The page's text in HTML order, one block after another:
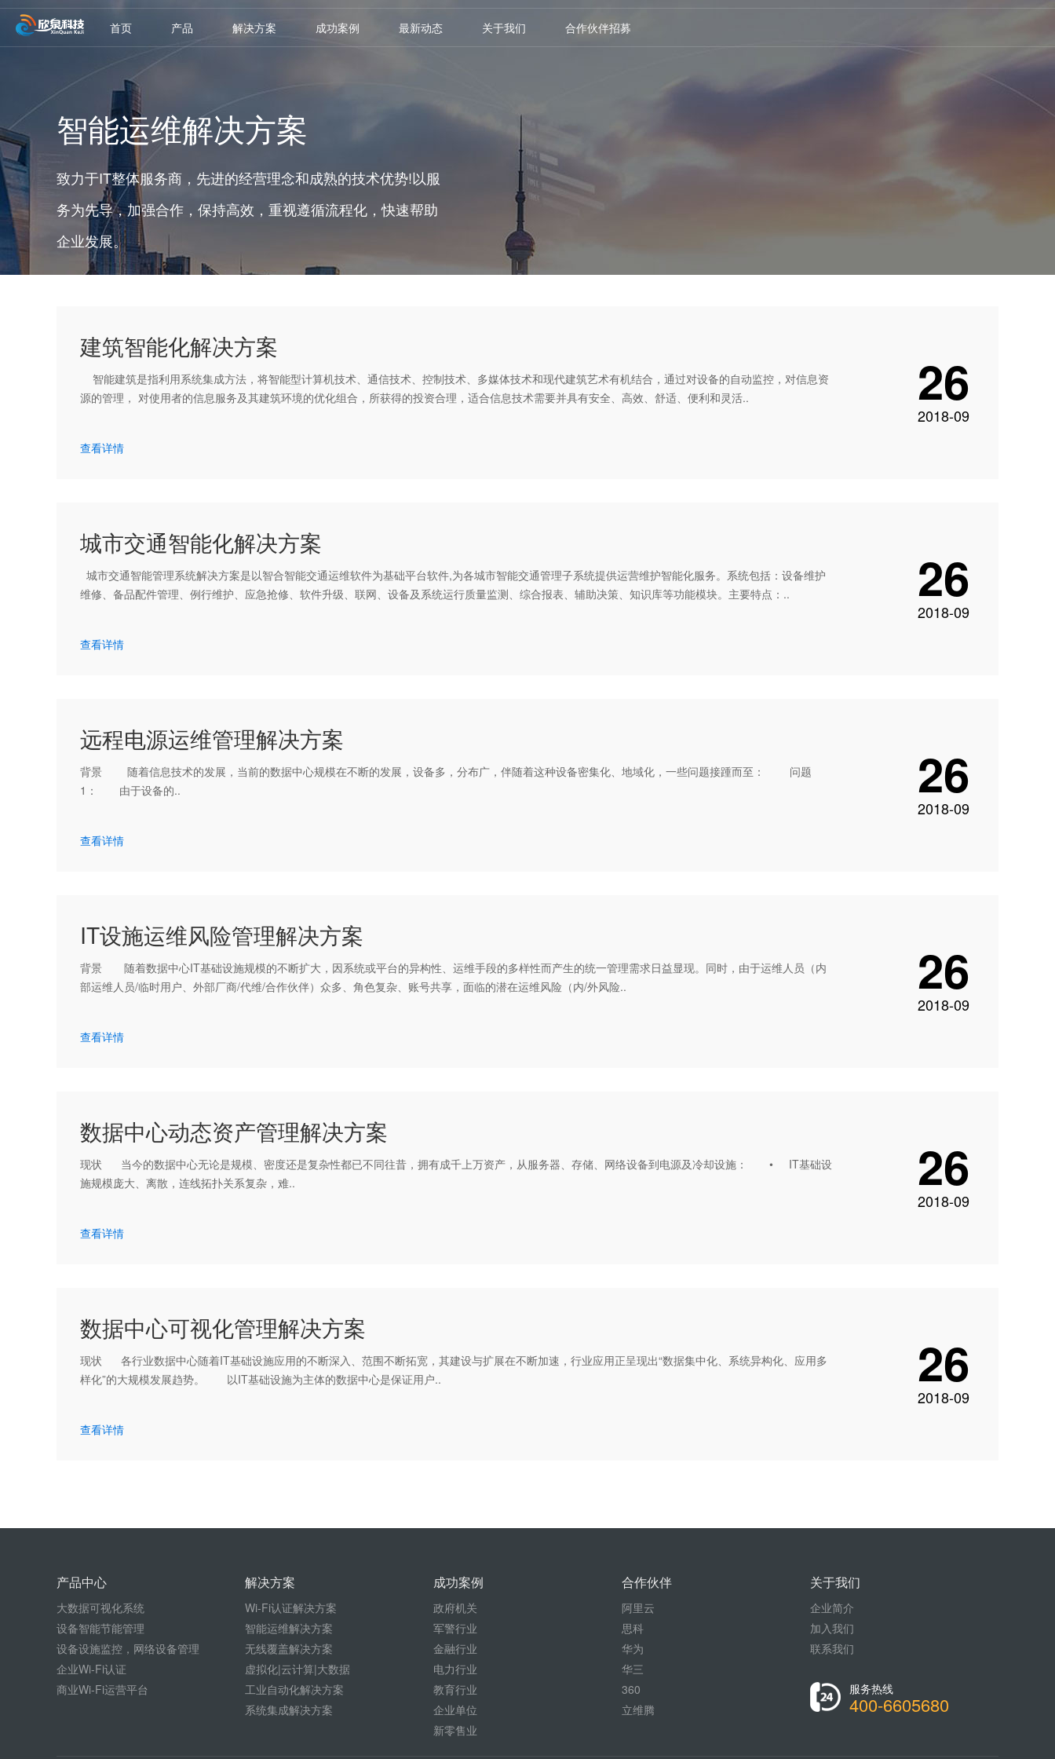
首页 产品 解决方案 成功案例 最新动态 关于我们 合作伙伴招募
智能运维解决方案
致力于IT整体服务商，先进的经营理念和成熟的技术优势!以服
务为先导，加强合作，保持高效，重视遵循流程化，快速帮助
企业发展。
建筑智能化解决方案
智能建筑是指利用系统集成方法，将智能型计算机技术、通信技术、控制技术、多媒体技术和现代建筑艺术有机结合，通过对设备的自动监控，对信息资
源的管理， 对使用者的信息服务及其建筑环境的优化组合，所获得的投资合理，适合信息技术需要并具有安全、高效、舒适、便利和灵活..
查看详情
26
2018-09
城市交通智能化解决方案
城市交通智能管理系统解决方案是以智合智能交通运维软件为基础平台软件,为各城市智能交通管理子系统提供运营维护智能化服务。系统包括：设备维护
维修、备品配件管理、例行维护、应急抢修、软件升级、联网、设备及系统运行质量监测、综合报表、辅助决策、知识库等功能模块。主要特点：..
查看详情
26
2018-09
远程电源运维管理解决方案
背景 随着信息技术的发展，当前的数据中心规模在不断的发展，设备多，分布广，伴随着这种设备密集化、地域化，一些问题接踵而至： 问题
1： 由于设备的..
查看详情
26
2018-09
IT设施运维风险管理解决方案
背景 随着数据中心IT基础设施规模的不断扩大，因系统或平台的异构性、运维手段的多样性而产生的统一管理需求日益显现。同时，由于运维人员（内
部运维人员/临时用户、外部厂商/代维/合作伙伴）众多、角色复杂、账号共享，面临的潜在运维风险（内/外风险..
查看详情
26
2018-09
数据中心动态资产管理解决方案
现状 当今的数据中心无论是规模、密度还是复杂性都已不同往昔，拥有成千上万资产，从服务器、存储、网络设备到电源及冷却设施： • IT基础设
施规模庞大、离散，连线拓扑关系复杂，难..
查看详情
26
2018-09
数据中心可视化管理解决方案
现状 各行业数据中心随着IT基础设施应用的不断深入、范围不断拓宽，其建设与扩展在不断加速，行业应用正呈现出“数据集中化、系统异构化、应用多
样化”的大规模发展趋势。 以IT基础设施为主体的数据中心是保证用户..
查看详情
26
2018-09
产品中心
大数据可视化系统
设备智能节能管理
设备设施监控，网络设备管理
企业Wi-Fi认证
商业Wi-Fi运营平台
解决方案
Wi-Fi认证解决方案
智能运维解决方案
无线覆盖解决方案
虚拟化|云计算|大数据
工业自动化解决方案
系统集成解决方案
成功案例
政府机关
军警行业
金融行业
电力行业
教育行业
企业单位
新零售业
合作伙伴
阿里云
思科
华为
华三
360
立维腾
关于我们
企业简介
加入我们
联系我们
服务热线
400-6605680